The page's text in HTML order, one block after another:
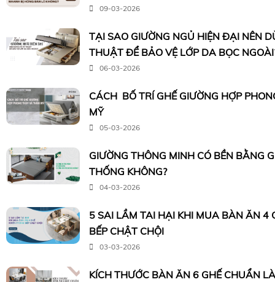
09-03-2026
TẠI SAO GIƯỜNG NGỦ HIỆN ĐẠI NÊN
THUẬT ĐỂ BẢO VỆ LỚP DA BỌC
06-03-2026
CÁCH BỐ TRÍ GHẾ GIƯỜNG HỢP
MỸ
05-03-2026
GIƯỜNG THÔNG MINH CÓ BỀN BẰNG
THỐNG KHÔNG?
04-03-2026
5 SAI LẦM TAI HẠI KHI MUA BÀN ĂN 4
BẾP CHẬT CHỘI
03-03-2026
KÍCH THƯỚC BÀN ĂN 6 GHẾ CHUẨN